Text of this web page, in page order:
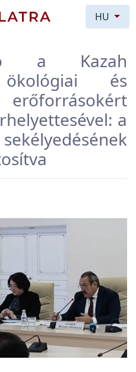
HU
a Kazah
ökológiai és
a